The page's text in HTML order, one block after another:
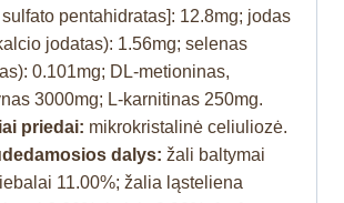
pentahidratas]: 12.8mg; jodas
jodatas): 1.56mg; selenas
0.101mg; DL-metioninas,
3000mg; L-karnitinas 250mg.
priedai: mikrokristalinė celiuliozė.
dalys: žali baltymai
11.00%; žalia ląsteliena